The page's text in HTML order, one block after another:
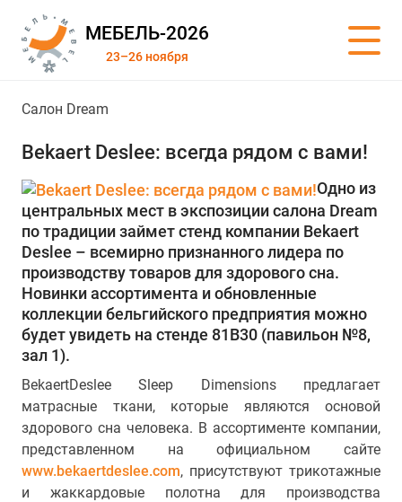
МЕБЕЛЬ-2026
23–26 ноября
Салон Dream
Bekaert Deslee: всегда рядом с вами!
Одно из
центральных мест в экспозиции салона Dream
по традиции займет стенд компании Bekaert
Deslee – всемирно признанного лидера по
производству товаров для здорового сна.
Новинки ассортимента и обновленные
коллекции бельгийского предприятия можно
будет увидеть на стенде 81B30 (павильон №8,
зал 1).
BekaertDeslee Sleep Dimensions предлагает
матрасные ткани, которые являются основой
здорового сна человека. В ассортименте компании,
представленном на официальном сайте
www.bekaertdeslee.com, присутствуют трикотажные
и жаккардовые полотна для производства